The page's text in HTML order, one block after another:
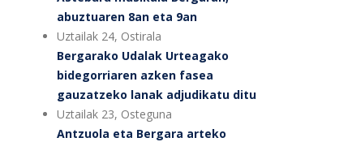
abuztuaren 8an eta 9an
Uztailak 24, Ostirala
Bergarako Udalak Urteagako
bidegorriaren azken fasea
gauzatzeko lanak adjudikatu ditu
Uztailak 23, Osteguna
Antzuola eta Bergara arteko